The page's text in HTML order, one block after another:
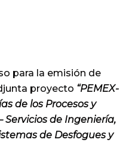
para la emisión de
proyecto “PEMEX-
de los Procesos y
Servicios de Ingeniería,
de Desfogues y